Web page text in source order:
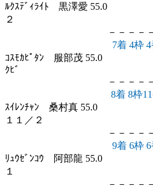
ﾙｸｽﾃﾞｨﾗｲﾄ 黒澤愛 55.0
２
－－－－
7着 4枠 4
ｺｽﾓｶﾋﾟﾀﾝ 服部茂 55.0
ｸﾋﾞ
－－－－
8着 8枠
ｽｲﾚﾝﾁｬﾝ 桑村真 55.0
１１／２
－－－－
9着 6枠 6
ﾘｭｳｾﾞﾝｺｳ 阿部龍 55.0
１
－－－－